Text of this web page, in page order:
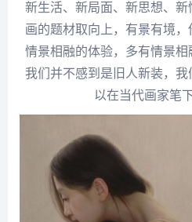
新生活、新局面、新思想、
画的题材取向上，有景有境
情景相融的体验，多有情景相
我们并不感到是旧人新装，
以在当代画家笔